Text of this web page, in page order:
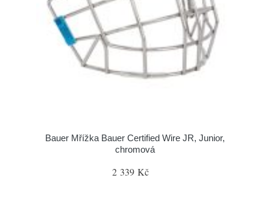
Bauer Mřížka Bauer Certified Wire JR, Junior,
chromová
2 339 Kč